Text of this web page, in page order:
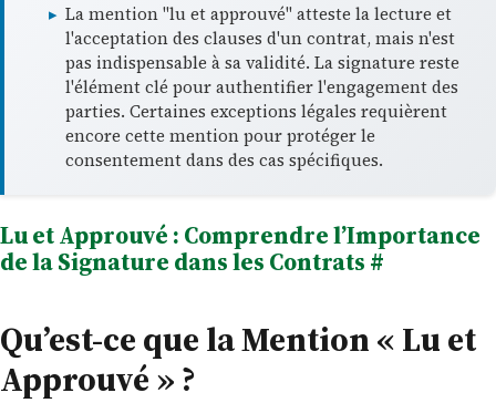
▸ La mention "lu et approuvé" atteste la lecture et
l'acceptation des clauses d'un contrat, mais n'est
pas indispensable à sa validité. La signature reste
l'élément clé pour authentifier l'engagement des
parties. Certaines exceptions légales requièrent
encore cette mention pour protéger le
consentement dans des cas spécifiques.
Lu et Approuvé : Comprendre l’Importance
de la Signature dans les Contrats #
Qu’est-ce que la Mention « Lu et
Approuvé » ?